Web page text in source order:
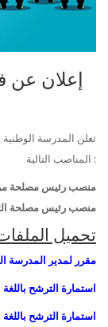
إعلان
تعلن المدرسة
المناصب التالية :
منصب رئيس مصلحة
منصب رئيس مصلحة
تحميل
مقرر لمدير المدرسة
استمارة الترشح باللغة
استمارة الترشح